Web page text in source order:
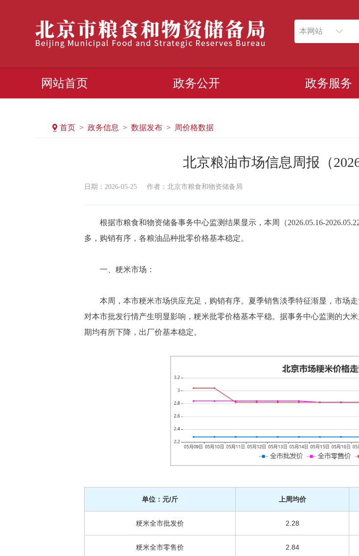
本网站
网站首页 政务公开 政务服务
首页 > 政务信息 > 数据发布 > 周价格数据
北京粮油市场信息周报（
日期：2026-05-25 作者：​北京市粮食和物资储备局
根据市粮食和物资储备事务中心监测结果显示，本周（2026.05.16-
多，购销有序，各粮油品种批零价格基本稳定。
一、粳米市场：
本周，本市粳米市场供应充足，购销有序。夏季销售淡季特征渐显，市场
对本市批发行情产生明显影响，粳米批零价格基本平稳。据事务中心监测的大
期均有所下降，出厂价基本稳定。
单位：元/斤 上周均价
粳米全市批发价 2.28
粳米全市零售价 2.84